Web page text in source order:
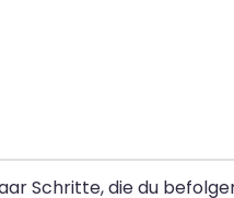
Schritte, die du